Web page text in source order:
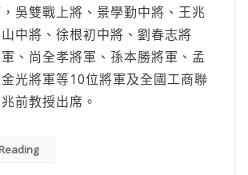
吳雙戰上將、景學勤中將、王兆
中將、徐根初中將、劉春志將
、尚全孝將軍、孫本勝將軍、孟
光將軍等10位將軍及全國工商聯
前教授出席。